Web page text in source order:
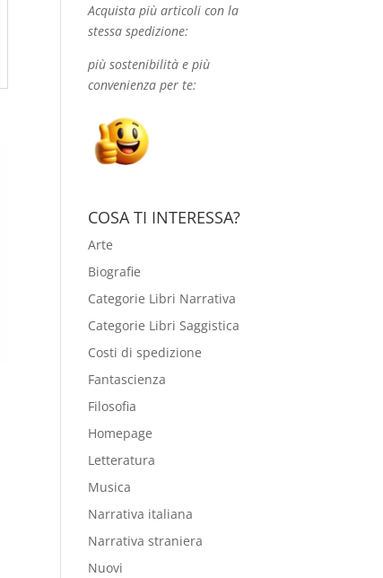
Acquista più articoli con la
stessa spedizione:
più sostenibilità e più
convenienza per te:
COSA TI INTERESSA?
Arte
Biografie
Categorie Libri Narrativa
Categorie Libri Saggistica
Costi di spedizione
Fantascienza
Filosofia
Homepage
Letteratura
Musica
Narrativa italiana
Narrativa straniera
Nuovi